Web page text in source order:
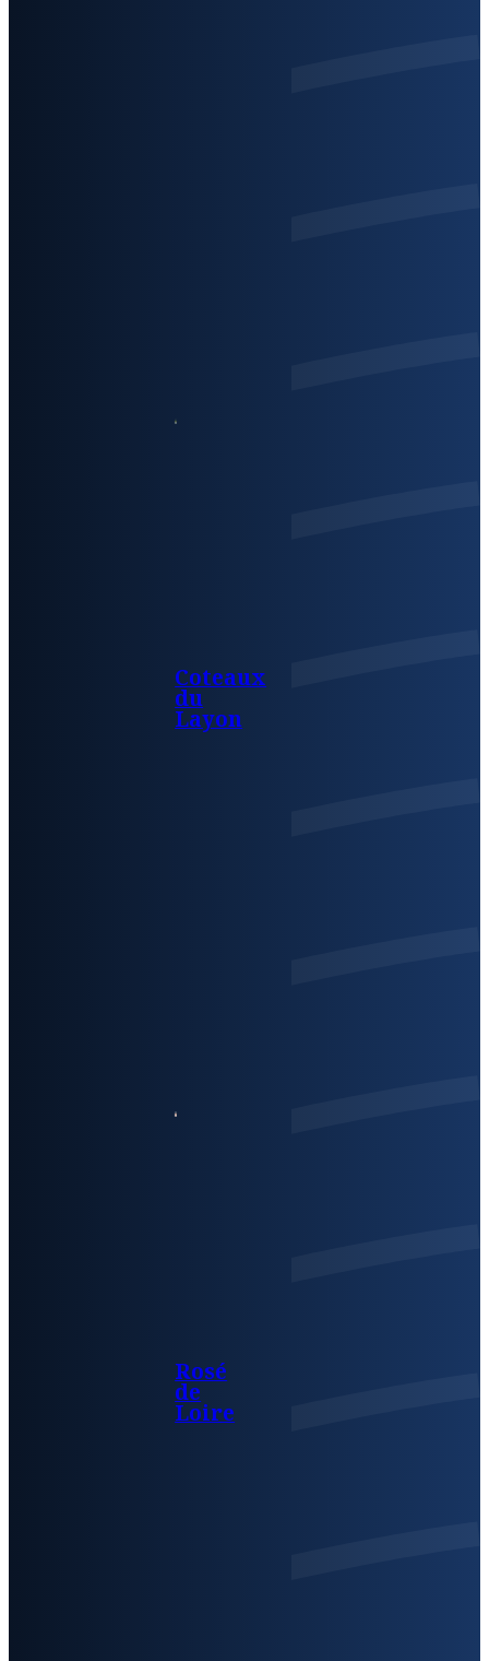
Coteaux
du
Layon
Rosé
de
Loire